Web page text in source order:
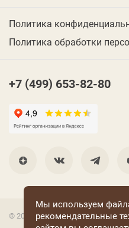
Политика
Политика обработки
+7 (499) 653-82-80
© 2001 Группа компаний
Мы используем
рекомендательные